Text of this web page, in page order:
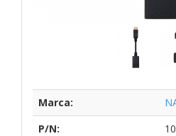
Marca:
P/N: